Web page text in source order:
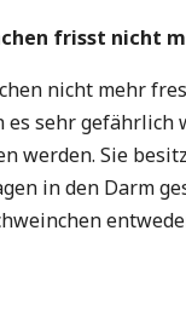
frisst nicht
nicht mehr
es sehr
werden. Sie
in den Darm